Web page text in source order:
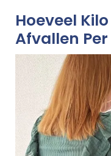
Hoeveel
Afvallen Per